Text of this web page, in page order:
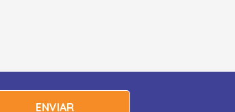
ENVIAR